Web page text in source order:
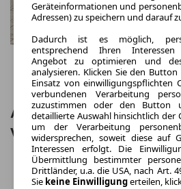
Alfa Romeo Tonale
VOLL
Geräteinformationen und
Adressen) zu speichern und darauf
Dadurch ist es möglich,
entsprechend Ihren Interessen
Angebot zu optimieren und
analysieren. Klicken Sie den
Einsatz von einwilligungspflichten
verbundenen Verarbeitung
zuzustimmen oder den Button
detaillierte Auswahl hinsichtlich der
um der Verarbeitung
widersprechen, soweit diese auf
Interessen erfolgt. Die
Übermittlung bestimmter
Drittländer, u.a. die USA, nach Art.
Sie keine Einwilligungerteilen,